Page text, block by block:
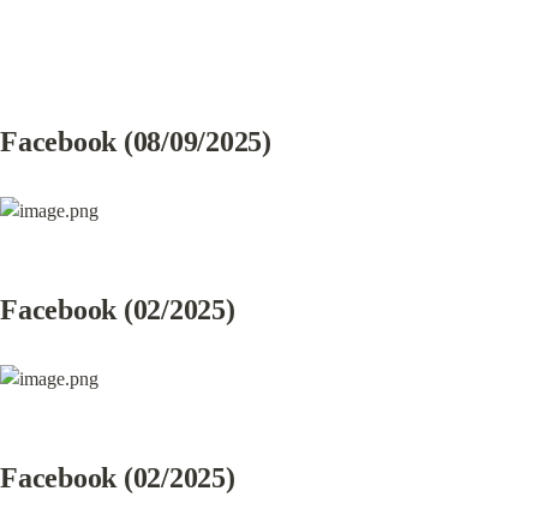
Facebook (08/09/2025)
Facebook (02/2025)
Facebook (02/2025)